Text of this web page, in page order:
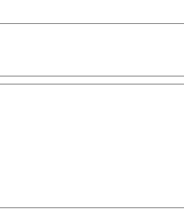
s'affichent, utilisez les